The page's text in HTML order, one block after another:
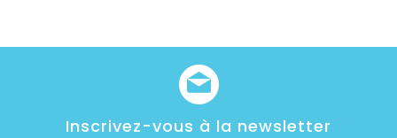
Inscrivez-vous à la newsletter